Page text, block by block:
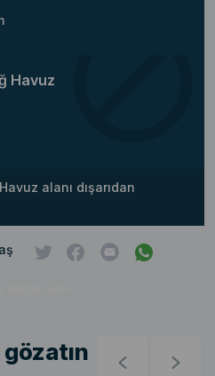
Havuz
alanı dışarıdan